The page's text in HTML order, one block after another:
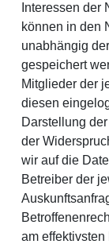
Interessen der
können in den
unabhängig
gespeichert
Mitglieder der
diesen
Darstellung
der
wir auf die
Betreiber der
am